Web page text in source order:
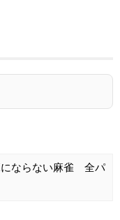
にならない麻雀 全パ